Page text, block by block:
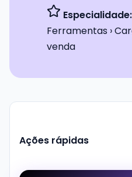
Especialidade:
Ferramentas ›
venda
Ações rápidas